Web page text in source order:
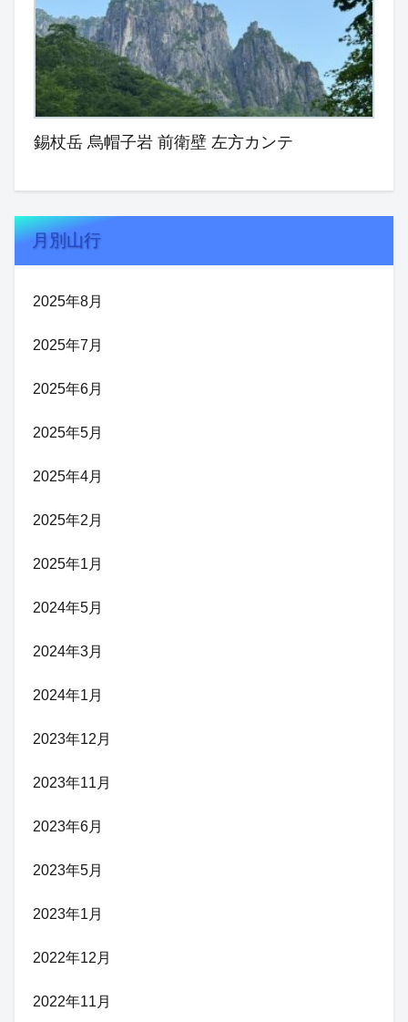
錫杖岳 烏帽子岩 前衛壁 左方カンテ
月別山行
2025年8月
2025年7月
2025年6月
2025年5月
2025年4月
2025年2月
2025年1月
2024年5月
2024年3月
2024年1月
2023年12月
2023年11月
2023年6月
2023年5月
2023年1月
2022年12月
2022年11月